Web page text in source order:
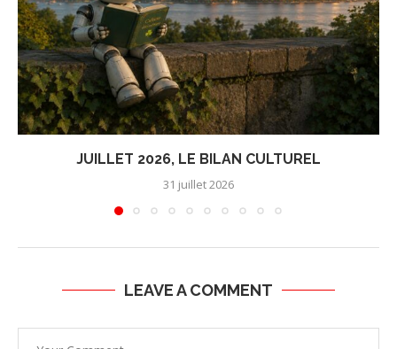
JUILLET 2026, LE BILAN CULTUREL
31 juillet 2026
LEAVE A COMMENT